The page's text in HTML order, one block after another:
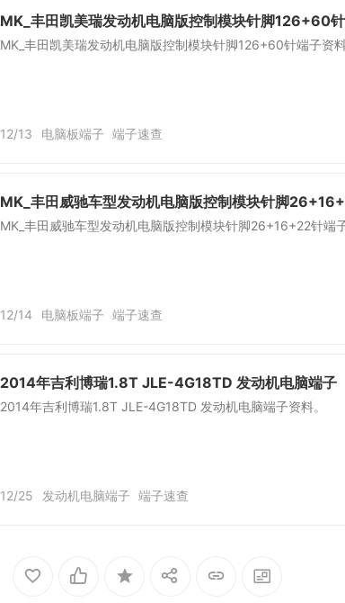
MK_丰田凯美瑞发动机电脑版控制模块针脚126+60
MK_丰田凯美瑞发动机电脑版控制模块针脚126+60针端子资料
12/13 电脑板端子 端子速查
MK_丰田威驰车型发动机电脑版控制模块针脚
MK_丰田威驰车型发动机电脑版控制模块针脚26+16+22针端子
12/14 电脑板端子 端子速查
2014年吉利博瑞1.8T JLE-4G18TD 发动机电脑端子
2014年吉利博瑞1.8T JLE-4G18TD 发动机电脑端子资料。
12/25 发动机电脑端子 端子速查